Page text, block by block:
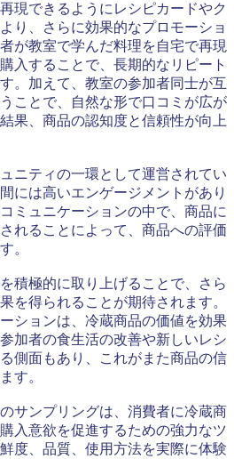
現できるようにレシピカードやク
り、さらに効果的なプロモーショ
が教室で学んだ料理を自宅で再現
入することで、長期的なリピート
。加えて、教室の参加者同士が互
ことで、自然な形で口コミが広が
果、商品の認知度と信頼性が向上
ニティの一環として運営されてい
には高いエンゲージメントがあり
ミュニケーションの中で、商品に
れることによって、商品への評価
。
積極的に取り上げることで、さら
を得られることが期待されます。
ションは、冷蔵商品の価値を効果
加者の食生活の改善や新しいレシ
側面もあり、これがまた商品の信
す。
サンプリングは、消費者に冷蔵商
入意欲を促進するための強力なツ
度、品質、使用方法を実際に体験